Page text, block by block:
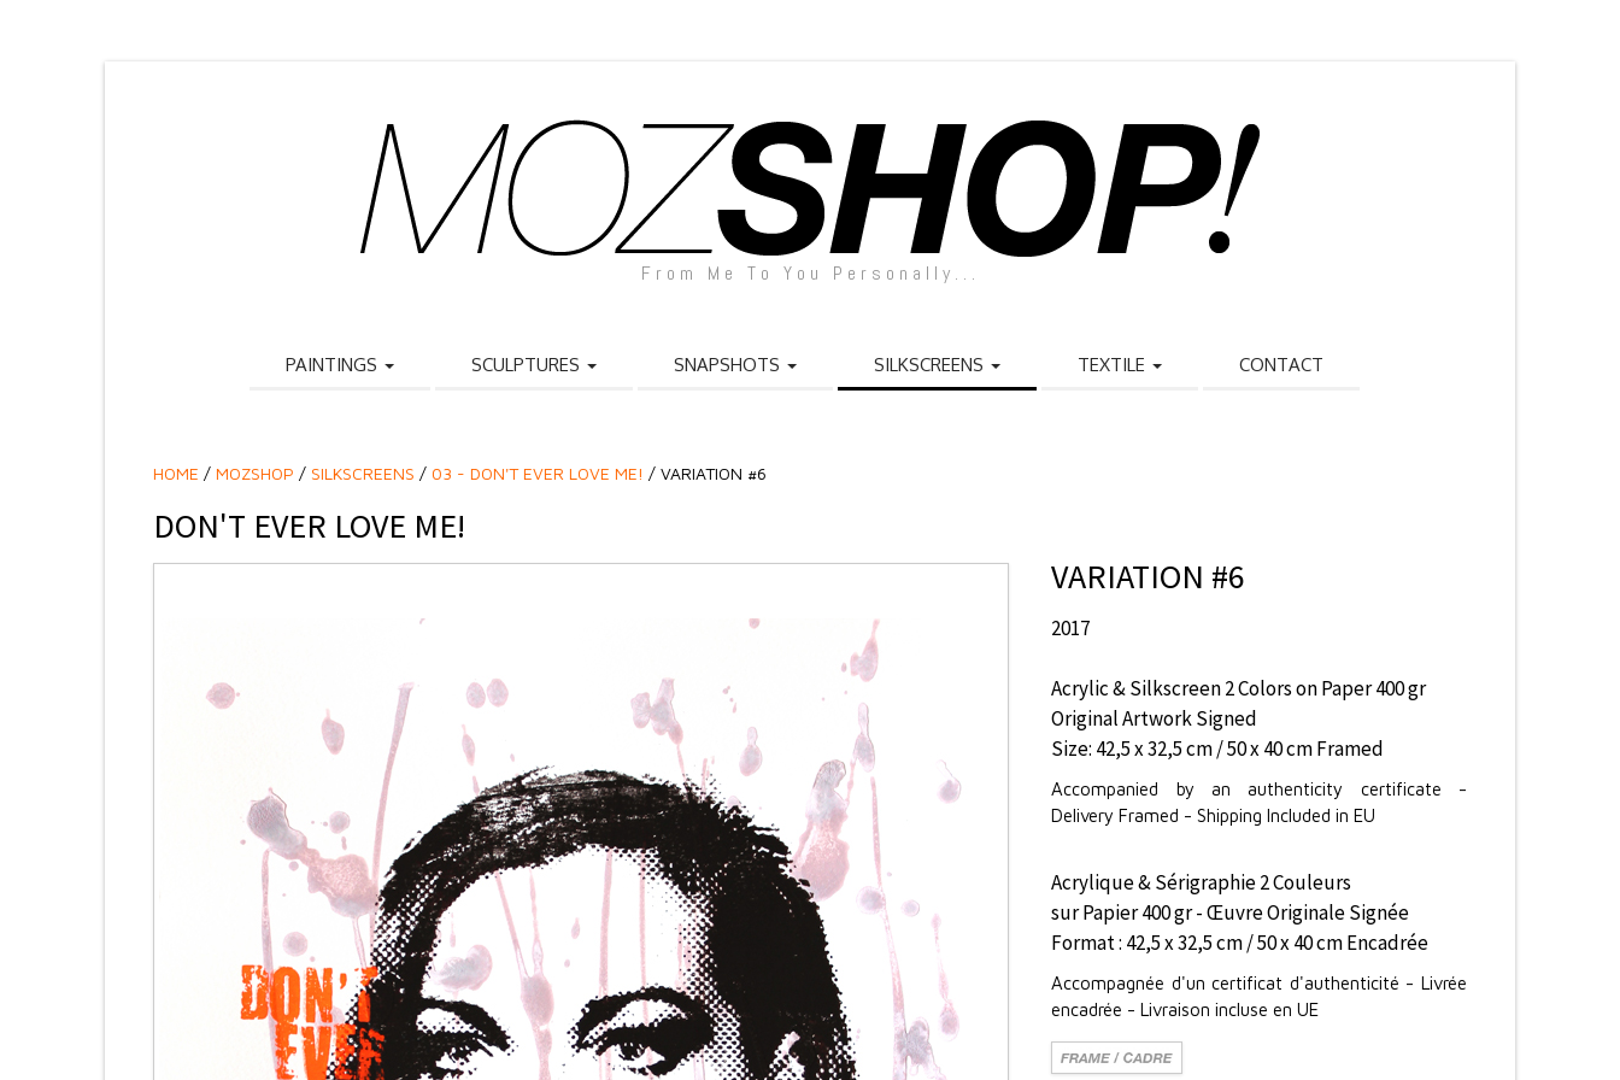
From Me To You Personally...
PAINTINGS SCULPTURES SNAPSHOTS SILKSCREENS TEXTILE CONTACT
HOME / MOZSHOP / SILKSCREENS / 03 - DON'T EVER LOVE ME! / VARIATION #6
DON'T EVER LOVE ME!
VARIATION #6
2017
Acrylic & Silkscreen 2 Colors on Paper 400 gr
Original Artwork Signed
Size: 42,5 x 32,5 cm / 50 x 40 cm Framed
Accompanied by an authenticity certificate -
Delivery Framed - Shipping Included in EU
Acrylique & Sérigraphie 2 Couleurs
sur Papier 400 gr - Œuvre Originale Signée
Format : 42,5 x 32,5 cm / 50 x 40 cm Encadrée
Accompagnée d'un certificat d'authenticité - Livrée
encadrée - Livraison incluse en UE